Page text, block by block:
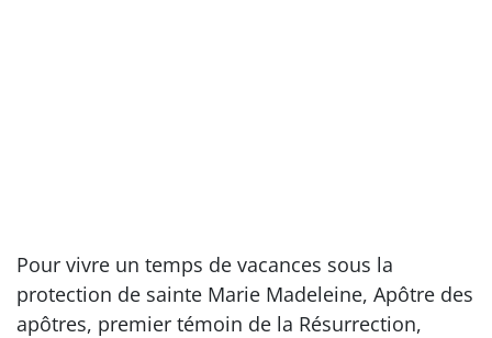
Pour vivre un temps de vacances sous la
protection de sainte Marie Madeleine, Apôtre des
apôtres, premier témoin de la Résurrection,